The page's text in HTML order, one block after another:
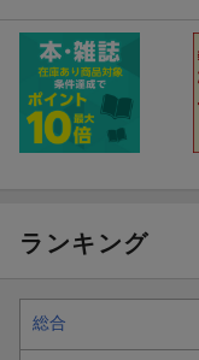
ランキング
総合